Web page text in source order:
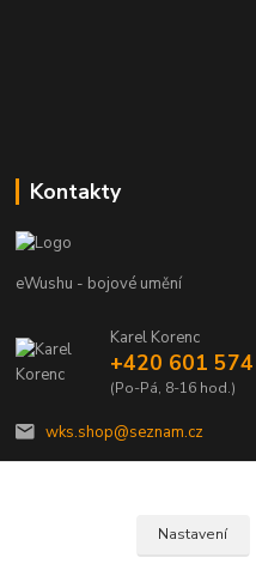
Kontakty
eWushu - bojové umění
Karel Korenc
+420 601
(Po-Pá, 8-16 hod.)
wks.shop@seznam.cz
Nastavení